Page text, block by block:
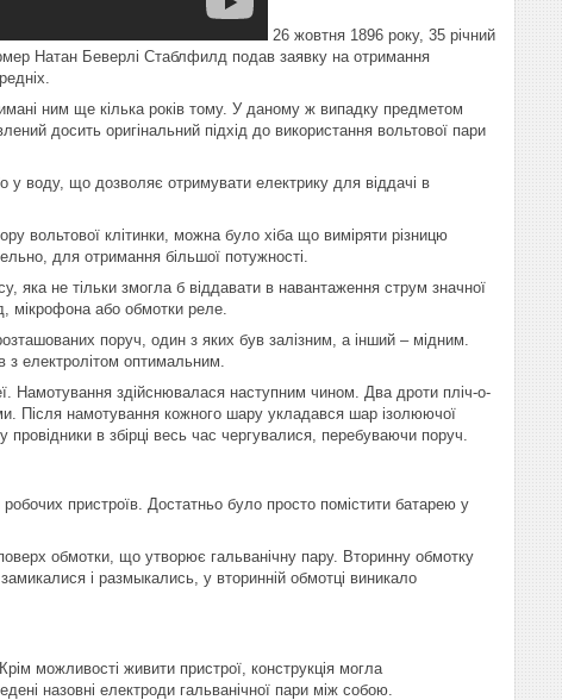
26 жовтня 1896 року, 35 річний
Натан Беверлі Стаблфилд подав заявку на отримання
ним ще кілька років тому. У даному ж випадку предметом
досить оригінальний підхід до використання вольтової пари
у воду, що дозволяє отримувати електрику для віддачі в
вольтової клітинки, можна було хіба що виміряти різницю
для отримання більшої потужності.
яка не тільки змогла б віддавати в навантаження струм значної
мікрофона або обмотки реле.
поруч, один з яких був залізним, а інший – мідним.
з електролітом оптимальним.
Намотування здійснювалася наступним чином. Два дроти пліч-о-
Після намотування кожного шару укладався шар ізолюючої
в збірці весь час чергувалися, перебуваючи поруч.
пристроїв. Достатньо було просто помістити батарею у
обмотки, що утворює гальванічну пару. Вторинну обмотку
і размыкались, у вторинній обмотці виникало
можливості живити пристрої, конструкція могла
назовні електроди гальванічної пари між собою.